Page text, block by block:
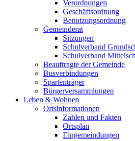
Verordnungen
Geschäftsordnung
Benutzungsordnung
Gemeinderat
Sitzungen
Schulverband
Schulverband
Beauftragte der Gemeinde
Busverbindungen
Spartenträger
Bürgerversammlungen
Leben & Wohnen
Ortsinformationen
Zahlen und Fakten
Ortsplan
Eingemeindungen